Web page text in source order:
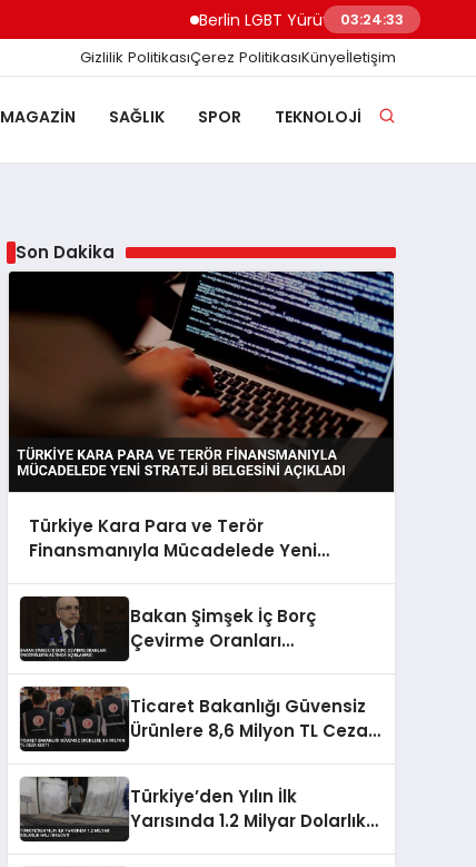
Berlin LGBT Yürüyüşünde Minibüs
03:24:34
Gizlilik PolitikasıÇerez PolitikasıKünyeİletişim
MAGAZIN SAĞLIK SPOR TEKNOLOJI
Son Dakika
Türkiye Kara Para ve Terör
Finansmanıyla Mücadelede Yeni
Bakan Şimşek İç Borç
Çevirme Oranları
Ticaret Bakanlığı Güvensiz
Ürünlere 8,6 Milyon TL Ceza
Türkiye’den Yılın İlk
Yarısında 1.2 Milyar Dolarlık